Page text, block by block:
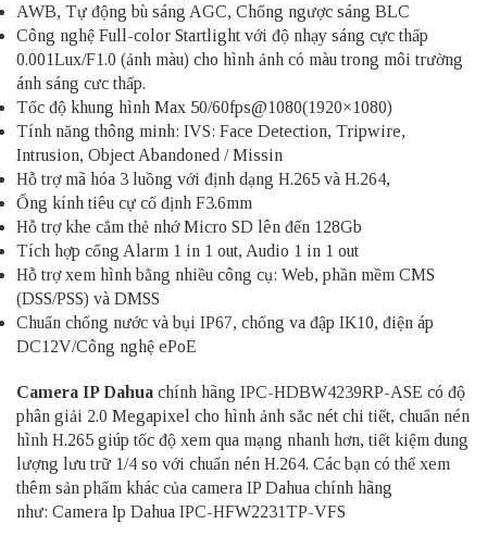
AWB, Tự động bù sáng AGC, Chống ngược sáng BLC
Công nghệ Full-color Startlight với độ nhạy sáng cực thấp
0.001Lux/F1.0 (ảnh màu) cho hình ảnh có màu trong môi trường
ánh sáng cưc thấp.
Tốc độ khung hình Max 50/60fps@1080(1920×1080)
Tính năng thông minh: IVS: Face Detection, Tripwire,
Intrusion, Object Abandoned / Missin
Hỗ trợ mã hóa 3 luồng với định dạng H.265 và H.264,
Ống kính tiêu cự cố định F3.6mm
Hỗ trợ khe cắm thẻ nhớ Micro SD lên đến 128Gb
Tích hợp cổng Alarm 1 in 1 out, Audio 1 in 1 out
Hỗ trợ xem hình bằng nhiều công cụ: Web, phần mềm CMS
(DSS/PSS) và DMSS
Chuẩn chống nước và bụi IP67, chống va đập IK10, điện áp
DC12V/Công nghệ ePoE
Camera IP Dahua chính hãng IPC-HDBW4239RP-ASE có độ
phân giải 2.0 Megapixel cho hình ảnh sắc nét chi tiết, chuẩn nén
hình H.265 giúp tốc độ xem qua mạng nhanh hơn, tiết kiệm dung
lượng lưu trữ 1/4 so với chuẩn nén H.264. Các bạn có thể xem
thêm sản phẩm khác của camera IP Dahua chính hãng
như: Camera Ip Dahua IPC-HFW2231TP-VFS